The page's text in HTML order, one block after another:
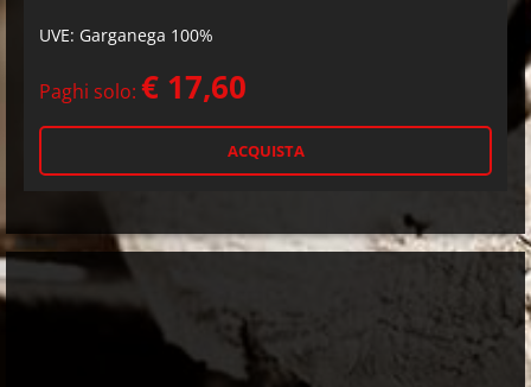
UVE: Garganega 100%
Paghi solo: € 17,60